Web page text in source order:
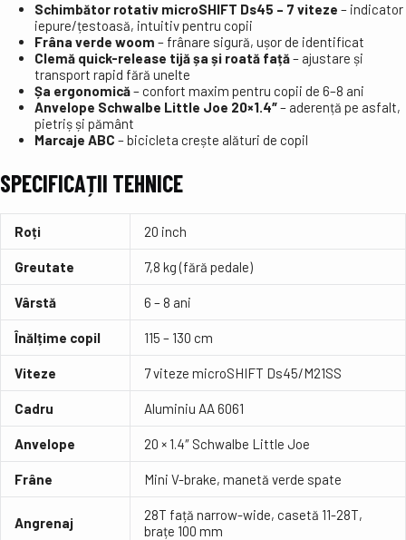
Schimbător rotativ microSHIFT Ds45 – 7 viteze – indicator
iepure/țestoasă, intuitiv pentru copii
Frâna verde woom – frânare sigură, ușor de identificat
Clemă quick-release tijă șa și roată față– ajustare și
transport rapid fără unelte
Șa ergonomică– confort maxim pentru copii de 6–8 ani
Anvelope Schwalbe Little Joe 20×1.4″– aderență pe asfalt,
pietriș și pământ
Marcaje ABC – bicicleta crește alături de copil
SPECIFICAȚII TEHNICE
Roți 20 inch
Greutate 7,8 kg (fără pedale)
Vârstă 6 – 8 ani
Înălțime copil 115 – 130 cm
Viteze 7 viteze microSHIFT Ds45/M21SS
Cadru Aluminiu AA 6061
Anvelope 20 × 1.4″ Schwalbe Little Joe
Frâne Mini V-brake, manetă verde spate
Angrenaj
28T față narrow-wide, casetă 11-28T,
brațe 100 mm